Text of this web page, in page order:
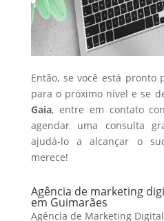
Então, se você está pronto
para o próximo nível e se
Gaia, entre em contato
agendar uma consulta
ajudá-lo a alcançar o
merece!
Agência de marketing
em Guimarães
Agência de Marketing